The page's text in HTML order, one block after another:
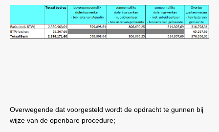
Overwegende dat voorgesteld wordt de opdracht te gunnen bij
wijze van de openbare procedure;